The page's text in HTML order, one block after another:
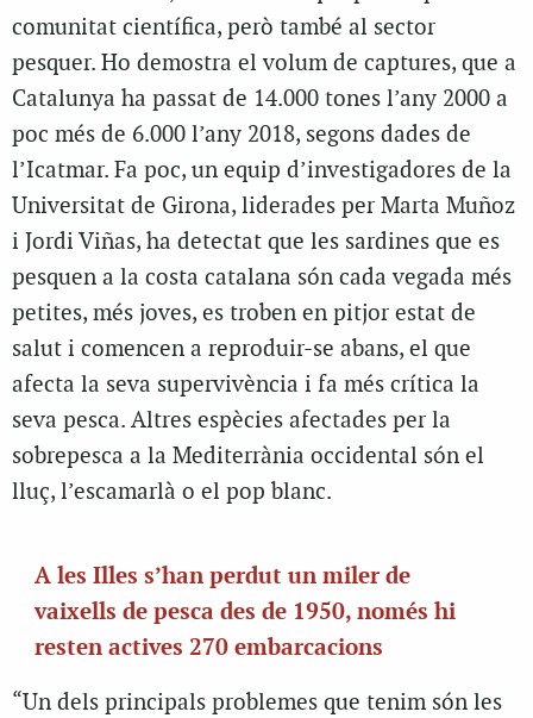
comunitat científica, però també al sector
pesquer. Ho demostra el volum de captures, que a
Catalunya ha passat de 14.000 tones l’any 2000 a
poc més de 6.000 l’any 2018, segons dades de
l’Icatmar. Fa poc, un equip d’investigadores de la
Universitat de Girona, liderades per Marta Muñoz
i Jordi Viñas, ha detectat que les sardines que es
pesquen a la costa catalana són cada vegada més
petites, més joves, es troben en pitjor estat de
salut i comencen a reproduir-se abans, el que
afecta la seva supervivència i fa més crítica la
seva pesca. Altres espècies afectades per la
sobrepesca a la Mediterrània occidental són el
lluç, l’escamarlà o el pop blanc.
A les Illes s’han perdut un miler de
vaixells de pesca des de 1950, només hi
resten actives 270 embarcacions
“Un dels principals problemes que tenim són les